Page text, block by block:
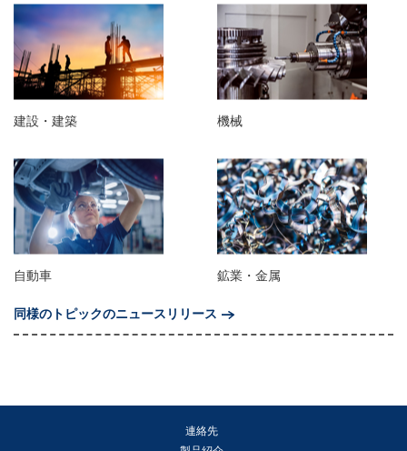
建設・建築 機械
自動車
鉱業・金属
同様のトピックのニュースリリース
連絡先